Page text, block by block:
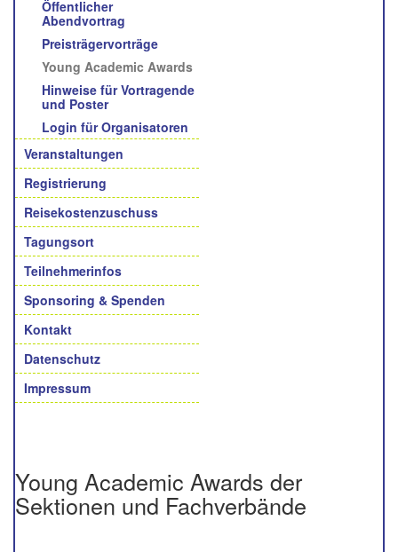
Öffentlicher
Abendvortrag
Preisträgervorträge
Young Academic Awards
Hinweise für Vortragende
und Poster
Login für Organisatoren
Veranstaltungen
Registrierung
Reisekostenzuschuss
Tagungsort
Teilnehmerinfos
Sponsoring & Spenden
Kontakt
Datenschutz
Impressum
Young Academic Awards der
Sektionen und Fachverbände